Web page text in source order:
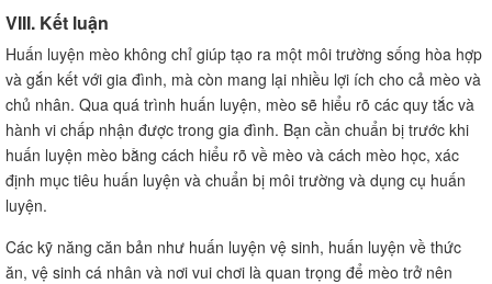
VIII. Kết luận
Huấn luyện mèo không chỉ giúp tạo ra một môi trường sống hòa hợp
và gắn kết với gia đình, mà còn mang lại nhiều lợi ích cho cả mèo và
chủ nhân. Qua quá trình huấn luyện, mèo sẽ hiểu rõ các quy tắc và
hành vi chấp nhận được trong gia đình. Bạn cần chuẩn bị trước khi
huấn luyện mèo bằng cách hiểu rõ về mèo và cách mèo học, xác
định mục tiêu huấn luyện và chuẩn bị môi trường và dụng cụ huấn
luyện.
Các kỹ năng căn bản như huấn luyện vệ sinh, huấn luyện về thức
ăn, vệ sinh cá nhân và nơi vui chơi là quan trọng để mèo trở nên